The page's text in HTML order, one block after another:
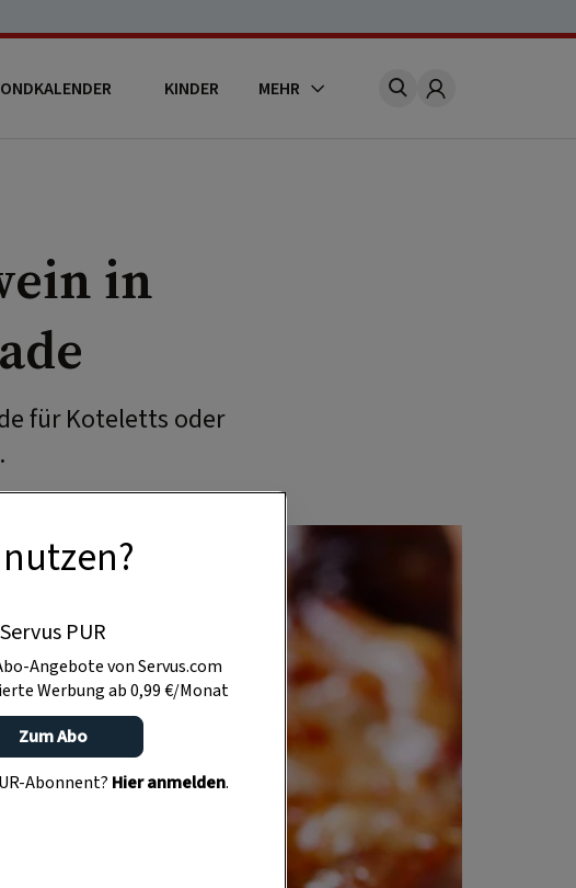
KINDER MEHR Account
in
für Koteletts oder
Servus PUR
Angebote von Servus.com
Werbung ab 0,99 €/Monat
Zum Abo
Abonnent? Hier anmelden.